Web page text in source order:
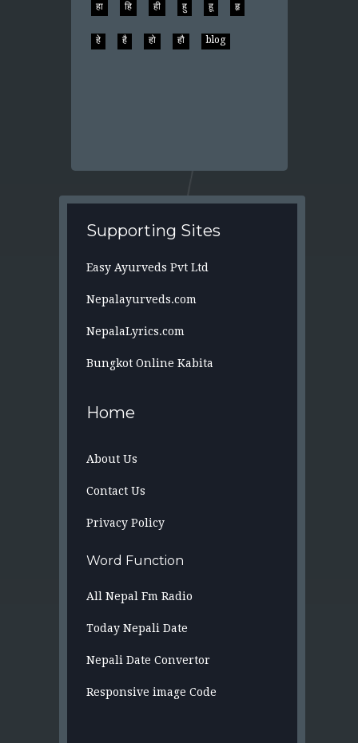
हा हि ही हु हू हृ
हे है हो हौ blog
Supporting Sites
Easy Ayurveds Pvt Ltd
Nepalayurveds.com
NepalaLyrics.com
Bungkot Online Kabita
Home
About Us
Contact Us
Privacy Policy
Word Function
All Nepal Fm Radio
Today Nepali Date
Nepali Date Convertor
Responsive image Code